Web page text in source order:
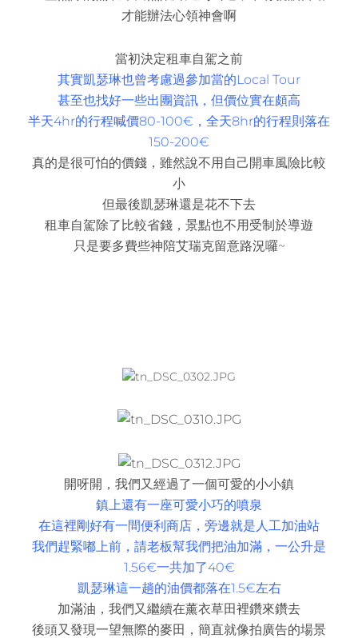
才能辦法心領神會啊
當初決定租車自駕之前
其實凱瑟琳也曾考慮過參加當的Local Tour
甚至也找好一些出團資訊，但價位實在頗高
半天4hr的行程喊價80-100€，全天8hr的行程則落在
150-200€
真的是很可怕的價錢，雖然說不用自己開車風險比較
小
但最後凱瑟琳還是花不下去
租車自駕除了比較省錢，景點也不用受制於導遊
只是要多費些神陪艾瑞克留意路況囉~
開呀開，我們又經過了一個可愛的小小鎮
鎮上還有一座可愛小巧的噴泉
在這裡剛好有一間便利商店，旁邊就是人工加油站
我們趕緊嘟上前，請老板幫我們把油加滿，一公升是
1.56€一共加了40€
凱瑟琳這一趟的油價都落在1.5€左右
加滿油，我們又繼續在薰衣草田裡鑽來鑽去
後頭又發現一望無際的麥田，簡直就像拍廣告的場景